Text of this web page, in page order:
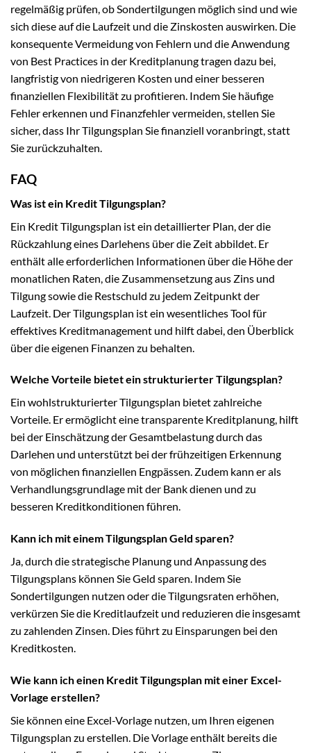
regelmäßig prüfen, ob Sondertilgungen möglich sind und wie
sich diese auf die Laufzeit und die Zinskosten auswirken. Die
konsequente Vermeidung von Fehlern und die Anwendung
von Best Practices in der Kreditplanung tragen dazu bei,
langfristig von niedrigeren Kosten und einer besseren
finanziellen Flexibilität zu profitieren. Indem Sie häufige
Fehler erkennen und Finanzfehler vermeiden, stellen Sie
sicher, dass Ihr Tilgungsplan Sie finanziell voranbringt, statt
Sie zurückzuhalten.
FAQ
Was ist ein Kredit Tilgungsplan?
Ein Kredit Tilgungsplan ist ein detaillierter Plan, der die
Rückzahlung eines Darlehens über die Zeit abbildet. Er
enthält alle erforderlichen Informationen über die Höhe der
monatlichen Raten, die Zusammensetzung aus Zins und
Tilgung sowie die Restschuld zu jedem Zeitpunkt der
Laufzeit. Der Tilgungsplan ist ein wesentliches Tool für
effektives Kreditmanagement und hilft dabei, den Überblick
über die eigenen Finanzen zu behalten.
Welche Vorteile bietet ein strukturierter Tilgungsplan?
Ein wohlstrukturierter Tilgungsplan bietet zahlreiche
Vorteile. Er ermöglicht eine transparente Kreditplanung, hilft
bei der Einschätzung der Gesamtbelastung durch das
Darlehen und unterstützt bei der frühzeitigen Erkennung
von möglichen finanziellen Engpässen. Zudem kann er als
Verhandlungsgrundlage mit der Bank dienen und zu
besseren Kreditkonditionen führen.
Kann ich mit einem Tilgungsplan Geld sparen?
Ja, durch die strategische Planung und Anpassung des
Tilgungsplans können Sie Geld sparen. Indem Sie
Sondertilgungen nutzen oder die Tilgungsraten erhöhen,
verkürzen Sie die Kreditlaufzeit und reduzieren die insgesamt
zu zahlenden Zinsen. Dies führt zu Einsparungen bei den
Kreditkosten.
Wie kann ich einen Kredit Tilgungsplan mit einer Excel-
Vorlage erstellen?
Sie können eine Excel-Vorlage nutzen, um Ihren eigenen
Tilgungsplan zu erstellen. Die Vorlage enthält bereits die